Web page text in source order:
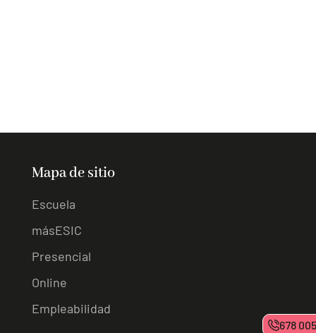
Mapa de sitio
Escuela
másESIC
Presencial
Online
Empleabilidad
678